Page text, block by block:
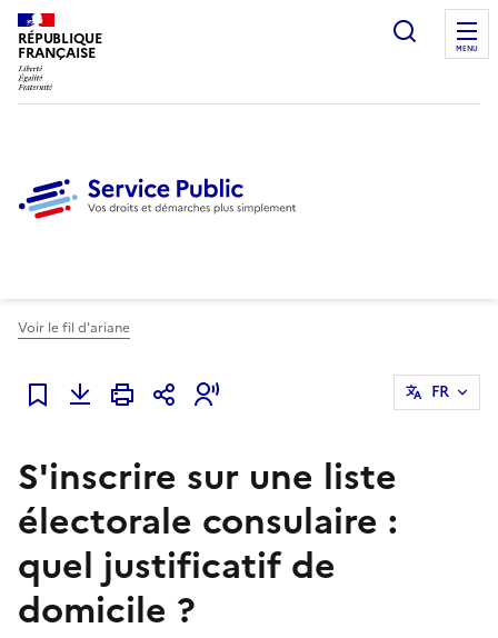
RÉPUBLIQUE
FRANÇAISE
Ouvrir
MENU
Voir le fil d'ariane
Ajouter à mes favoris
FR
S'inscrire sur une liste
électorale consulaire :
quel justificatif de
domicile ?